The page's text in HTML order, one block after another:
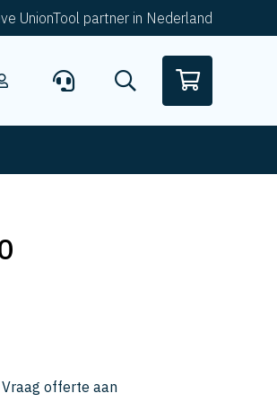
UnionTool partner in Nederland
Vraag offerte aan